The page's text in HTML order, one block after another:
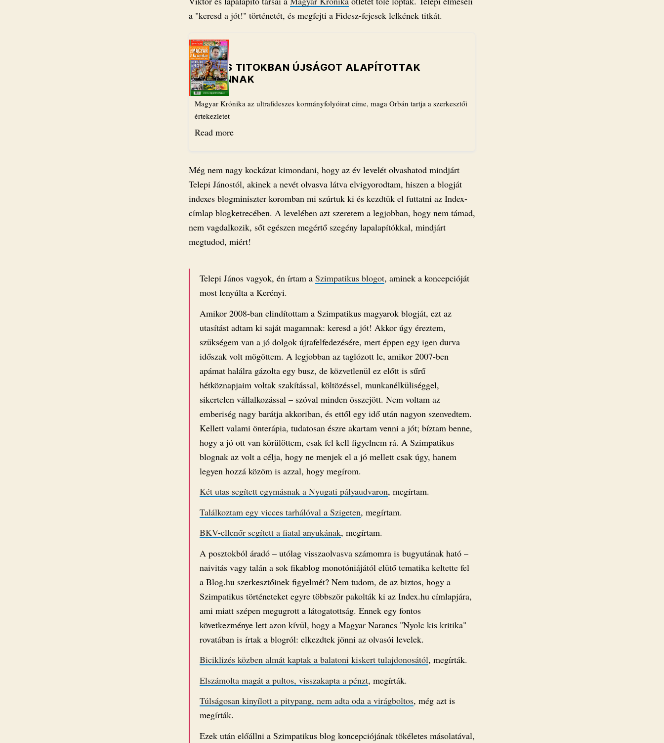
a "keresd a jót!" történetét, és megfejti a Fidesz-fejesek lelkének titkát.
​TELJES TITOKBAN ÚJSÁGOT ALAPÍTOTTAK
ORBÁNNAK
Magyar Krónika az ultrafideszes kormányfolyóirat címe, maga Orbán tartja a szerkesztői
értekezletet
Read more
Még nem nagy kockázat kimondani, hogy az év levelét olvashatod mindjárt
Telepi Jánostól, akinek a nevét olvasva látva elvigyorodtam, hiszen a blogját
indexes blogminiszter koromban mi szúrtuk ki és kezdtük el futtatni az Index-
címlap blogketrecében. A levelében azt szeretem a legjobban, hogy nem támad,
nem vagdalkozik, sőt egészen megértő szegény lapalapítókkal, mindjárt
megtudod, miért!
Telepi János vagyok, én írtam a Szimpatikus blogot, aminek a koncepcióját
most lenyúlta a Kerényi.
Amikor 2008-ban elindítottam a Szimpatikus magyarok blogját, ezt az
utasítást adtam ki saját magamnak: keresd a jót! Akkor úgy éreztem,
szükségem van a jó dolgok újrafelfedezésére, mert éppen egy igen durva
időszak volt mögöttem. A legjobban az taglózott le, amikor 2007-ben
apámat halálra gázolta egy busz, de közvetlenül ez előtt is sűrű
hétköznapjaim voltak szakítással, költözéssel, munkanélküliséggel,
sikertelen vállalkozással – szóval minden összejött. Nem voltam az
emberiség nagy barátja akkoriban, és ettől egy idő után nagyon szenvedtem.
Kellett valami önterápia, tudatosan észre akartam venni a jót; bíztam benne,
hogy a jó ott van körülöttem, csak fel kell figyelnem rá. A Szimpatikus
blognak az volt a célja, hogy ne menjek el a jó mellett csak úgy, hanem
legyen hozzá közöm is azzal, hogy megírom.
Két utas segített egymásnak a Nyugati pályaudvaron, megírtam.
Találkoztam egy vicces tarhálóval a Szigeten, megírtam.
BKV-ellenőr segített a fiatal anyukának, megírtam.
A posztokból áradó – utólag visszaolvasva számomra is bugyutának ható –
naivitás vagy talán a sok fikablog monotóniájától elütő tematika keltette fel
a Blog.hu szerkesztőinek figyelmét? Nem tudom, de az biztos, hogy a
Szimpatikus történeteket egyre többször pakolták ki az Index.hu címlapjára,
ami miatt szépen megugrott a látogatottság. Ennek egy fontos
következménye lett azon kívül, hogy a Magyar Narancs "Nyolc kis kritika"
rovatában is írtak a blogról: elkezdtek jönni az olvasói levelek.
Biciklizés közben almát kaptak a balatoni kiskert tulajdonosától, megírták.
Elszámolta magát a pultos, visszakapta a pénzt, megírták.
Túlságosan kinyílott a pitypang, nem adta oda a virágboltos, még azt is
megírták.
Ezek után előállni a Szimpatikus blog koncepciójának tökéletes másolatával,